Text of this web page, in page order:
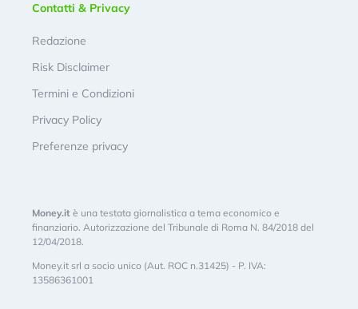
Contatti & Privacy
Redazione
Risk Disclaimer
Termini e Condizioni
Privacy Policy
Preferenze privacy
Money.it è una testata giornalistica a tema economico e
finanziario. Autorizzazione del Tribunale di Roma N. 84/2018 del
12/04/2018.
Money.it srl a socio unico (Aut. ROC n.31425) - P. IVA:
13586361001